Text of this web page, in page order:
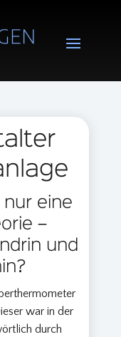
nur eine
–
und
war in der
durch